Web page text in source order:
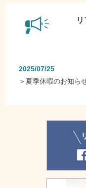
2025/07/25
＞ 夏季休暇のお知ら